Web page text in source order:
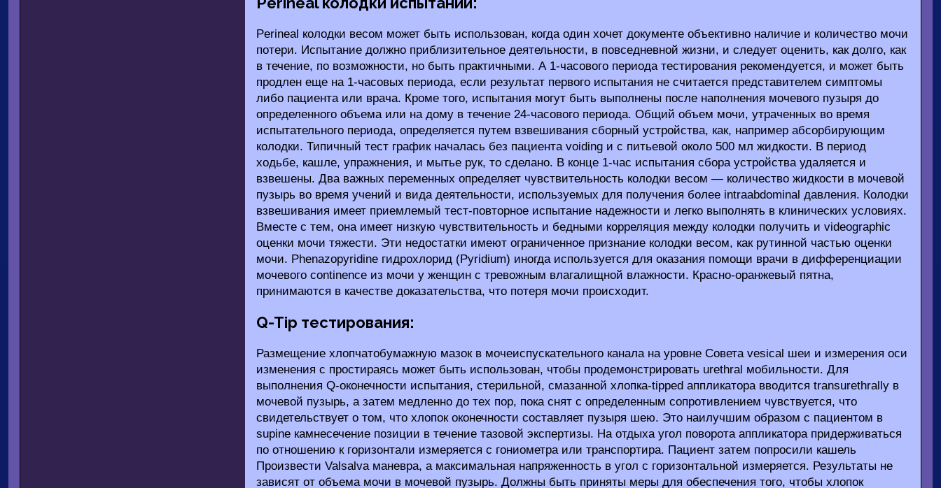
Perineal колодки весом может быть использован, когда один хочет документе объективно наличие и количество мочи
потери. Испытание должно приблизительное деятельности, в повседневной жизни, и следует оценить, как долго, как
в течение, по возможности, но быть практичными. А 1-часового периода тестирования рекомендуется, и может быть
продлен еще на 1-часовых периода, если результат первого испытания не считается представителем симптомы
либо пациента или врача. Кроме того, испытания могут быть выполнены после наполнения мочевого пузыря до
определенного объема или на дому в течение 24-часового периода. Общий объем мочи, утраченных во время
испытательного периода, определяется путем взвешивания сборный устройства, как, например абсорбирующим
колодки. Типичный тест график началась без пациента voiding и с питьевой около 500 мл жидкости. В период
ходьбе, кашле, упражнения, и мытье рук, то сделано. В конце 1-час испытания сбора устройства удаляется и
взвешены. Два важных переменных определяет чувствительность колодки весом — количество жидкости в мочевой
пузырь во время учений и вида деятельности, используемых для получения более intraabdominal давления. Колодки
взвешивания имеет приемлемый тест-повторное испытание надежности и легко выполнять в клинических условиях.
Вместе с тем, она имеет низкую чувствительность и бедными корреляция между колодки получить и videographic
оценки мочи тяжести. Эти недостатки имеют ограниченное признание колодки весом, как рутинной частью оценки
мочи. Phenazopyridine гидрохлорид (Pyridium) иногда используется для оказания помощи врачи в дифференциации
мочевого continence из мочи у женщин с тревожным влагалищной влажности. Красно-оранжевый пятна,
принимаются в качестве доказательства, что потеря мочи происходит.
Q-Tip тестирования:
Размещение хлопчатобумажную мазок в мочеиспускательного канала на уровне Совета vesical шеи и измерения оси
изменения с простираясь может быть использован, чтобы продемонстрировать urethral мобильности. Для
выполнения Q-оконечности испытания, стерильной, смазанной хлопка-tipped аппликатора вводится transurethrally в
мочевой пузырь, а затем медленно до тех пор, пока снят с определенным сопротивлением чувствуется, что
свидетельствует о том, что хлопок оконечности составляет пузыря шею. Это наилучшим образом с пациентом в
supine камнесечение позиции в течение тазовой экспертизы. На отдыха угол поворота аппликатора придерживаться
по отношению к горизонтали измеряется с гониометра или транспортира. Пациент затем попросили кашель
Произвести Valsalva маневра, а максимальная напряженность в угол с горизонтальной измеряется. Результаты не
зависят от объема мочи в мочевой пузырь. Должны быть приняты меры для обеспечения того, чтобы хлопок